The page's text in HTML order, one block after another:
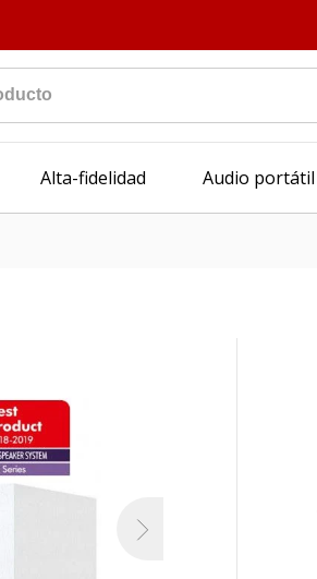
Alta-fidelidad Audio portátil